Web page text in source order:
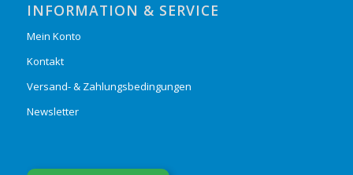
INFORMATION & SERVICE
Mein Konto
Kontakt
Versand- & Zahlungsbedingungen
Newsletter